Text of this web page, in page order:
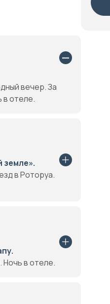
вечер. За
отеле.
земле».
в Роторуа.
Ночь в отеле.